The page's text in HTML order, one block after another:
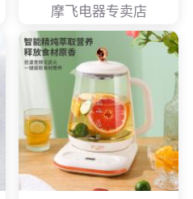
摩飞电器专卖店